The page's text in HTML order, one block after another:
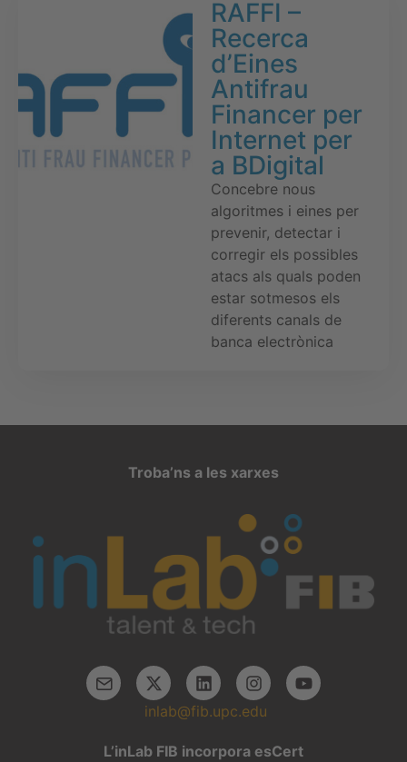
RAFFI –
Recerca
d’Eines
Antifrau
Financer per
Internet per
a BDigital
Concebre nous
algoritmes i eines per
prevenir, detectar i
corregir els possibles
atacs als quals poden
estar sotmesos els
diferents canals de
banca electrònica
Troba’ns a les xarxes
inlab@fib.upc.edu
L’inLab FIB incorpora esCert